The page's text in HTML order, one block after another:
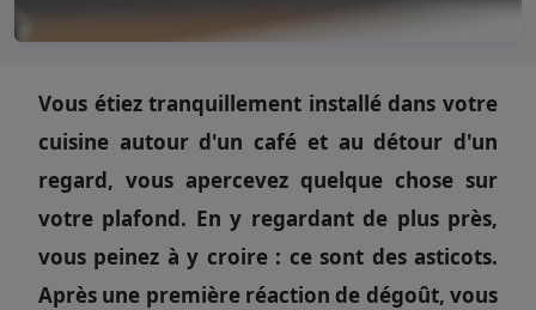
Vous étiez tranquillement installé dans votre
cuisine autour d'un café et au détour d'un
regard, vous apercevez quelque chose sur
votre plafond. En y regardant de plus près,
vous peinez à y croire : ce sont des asticots.
Après une première réaction de dégoût, vous